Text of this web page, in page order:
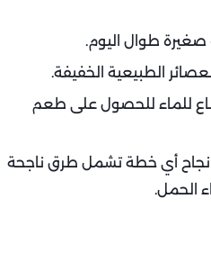
صغيرة طوال اليوم.
الطبيعية الخفيفة.
للماء للحصول على طعم
نجاح أي خطة تشمل طرق ناجحة
الحمل.